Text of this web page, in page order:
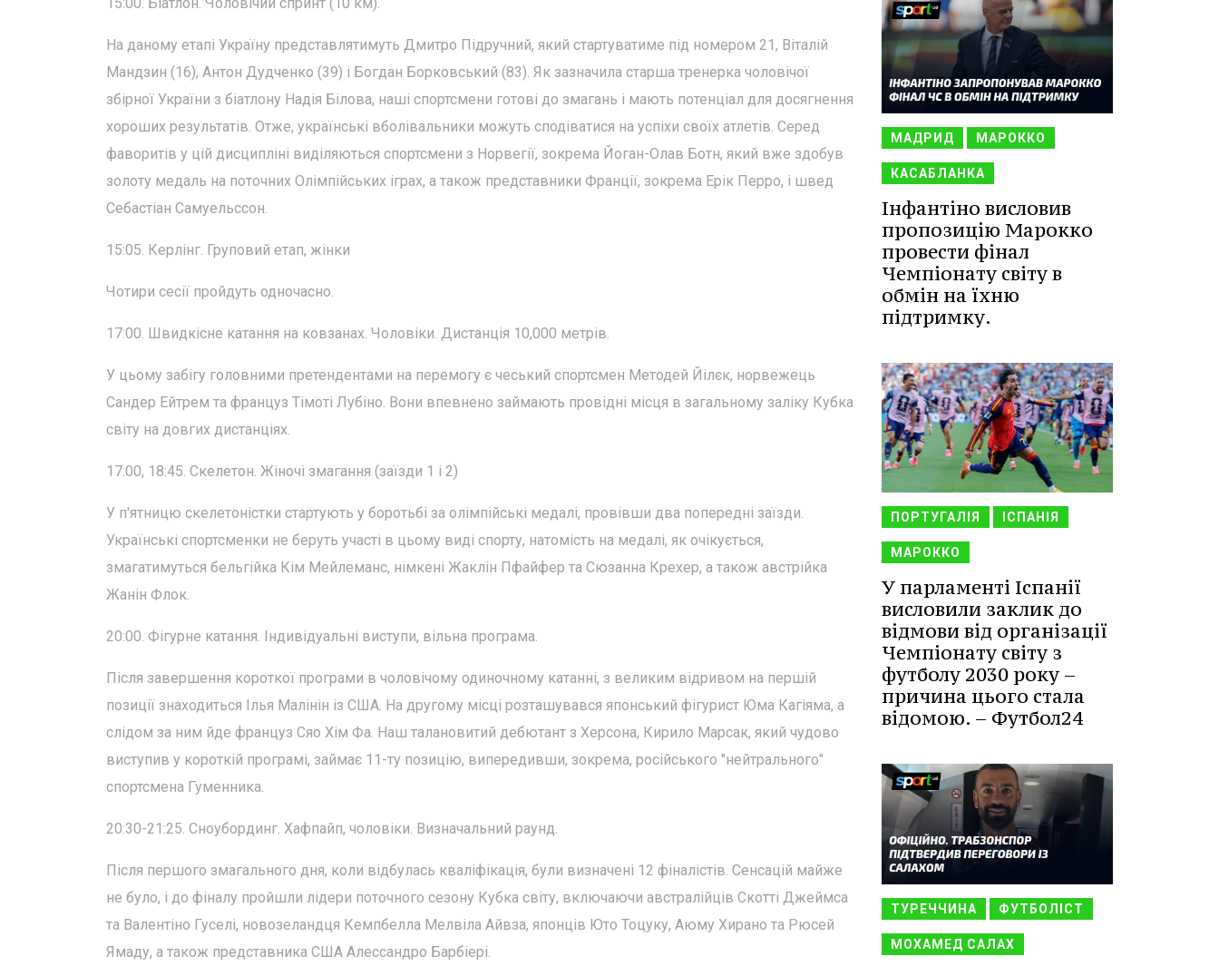
На даному етапі Україну представлятимуть Дмитро Підручний, який стартуватиме під номером 21, Віталій
Мандзин (16), Антон Дудченко (39) і Богдан Борковський (83). Як зазначила старша тренерка чоловічої
збірної України з біатлону Надія Білова, наші спортсмени готові до змагань і мають потенціал для досягнення
хороших результатів. Отже, українські вболівальники можуть сподіватися на успіхи своїх атлетів. Серед
фаворитів у цій дисципліні виділяються спортсмени з Норвегії, зокрема Йоган-Олав Ботн, який вже здобув
золоту медаль на поточних Олімпійських іграх, а також представники Франції, зокрема Ерік Перро, і швед
Себастіан Самуельссон.
15:05. Керлінг. Груповий етап, жінки
Чотири сесії пройдуть одночасно.
17:00. Швидкісне катання на ковзанах. Чоловіки. Дистанція 10,000 метрів.
У цьому забігу головними претендентами на перемогу є чеський спортсмен Методей Йілєк, норвежець
Сандер Ейтрем та француз Тімоті Лубіно. Вони впевнено займають провідні місця в загальному заліку Кубка
світу на довгих дистанціях.
17:00, 18:45. Скелетон. Жіночі змагання (заїзди 1 і 2)
У п'ятницю скелетоністки стартують у боротьбі за олімпійські медалі, провівши два попередні заїзди.
Українські спортсменки не беруть участі в цьому виді спорту, натомість на медалі, як очікується,
змагатимуться бельгійка Кім Мейлеманс, німкені Жаклін Пфайфер та Сюзанна Крехер, а також австрійка
Жанін Флок.
20:00. Фігурне катання. Індивідуальні виступи, вільна програма.
Після завершення короткої програми в чоловічому одиночному катанні, з великим відривом на першій
позиції знаходиться Ілья Малінін із США. На другому місці розташувався японський фігурист Юма Кагіяма, а
слідом за ним йде француз Сяо Хім Фа. Наш талановитий дебютант з Херсона, Кирило Марсак, який чудово
виступив у короткій програмі, займає 11-ту позицію, випередивши, зокрема, російського "нейтрального"
спортсмена Гуменника.
20:30-21:25. Сноубординг. Хафпайп, чоловіки. Визначальний раунд.
Після першого змагального дня, коли відбулась кваліфікація, були визначені 12 фіналістів. Сенсацій майже
не було, і до фіналу пройшли лідери поточного сезону Кубка світу, включаючи австралійців Скотті Джеймса
та Валентіно Гуселі, новозеландця Кемпбелла Мелвіла Айвза, японців Юто Тоцуку, Аюму Хирано та Рюсей
Ямаду, а також представника США Алессандро Барбіері.
МАДРИД МАРОККО
КАСАБЛАНКА
Інфантіно висловив
пропозицію Марокко
провести фінал
Чемпіонату світу в
обмін на їхню
підтримку.
ПОРТУГАЛІЯ ІСПАНІЯ
МАРОККО
У парламенті Іспанії
висловили заклик до
відмови від організації
Чемпіонату світу з
футболу 2030 року –
причина цього стала
відомою. – Футбол24
ТУРЕЧЧИНА ФУТБОЛІСТ
МОХАМЕД САЛАХ